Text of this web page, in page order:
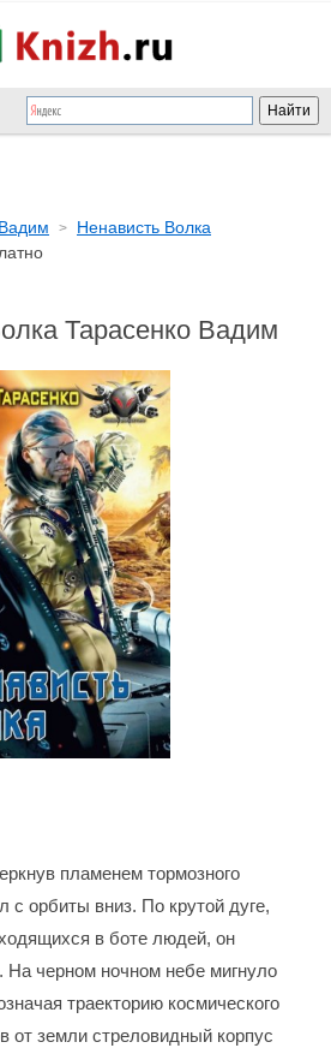
Ненависть Волка
Тарасенко Вадим
пламенем тормозного
с орбиты вниз. По крутой дуге,
в боте людей, он
На черном ночном небе мигнуло
траекторию космического
от земли стреловидный корпус